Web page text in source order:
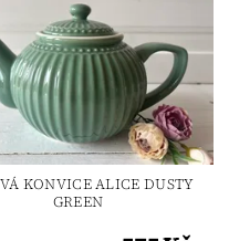
KONVICE ALICE DUSTY
GREEN